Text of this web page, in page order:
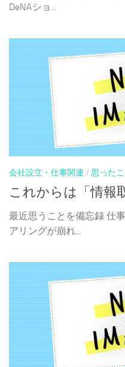
DeNAショ...
会社設立・仕事関連 / 思ったこ
これからは「情報
最近思うことを備忘録 仕
アリングが崩れ...